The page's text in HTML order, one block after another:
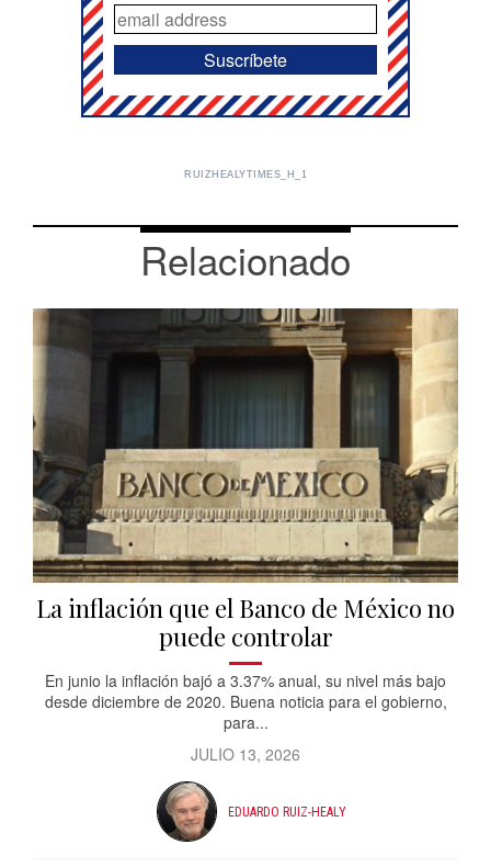
RUIZHEALYTIMES_H_1
Relacionado
La inflación que el Banco de México no
puede controlar
En junio la inflación bajó a 3.37% anual, su nivel más bajo
desde diciembre de 2020. Buena noticia para el gobierno,
para...
JULIO 13, 2026
EDUARDO RUIZ-HEALY